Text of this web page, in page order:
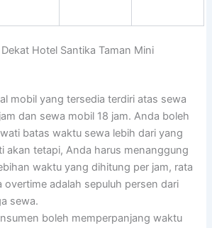
Hotel Santika Taman Mini
mobil yang tersedia terdiri atas sewa
dan sewa mobil 18 jam. Anda boleh
batas waktu sewa lebih dari yang
akan tetapi, Anda harus menanggung
waktu yang dihitung per jam, rata
overtime adalah sepuluh persen dari
sewa.
boleh memperpanjang waktu